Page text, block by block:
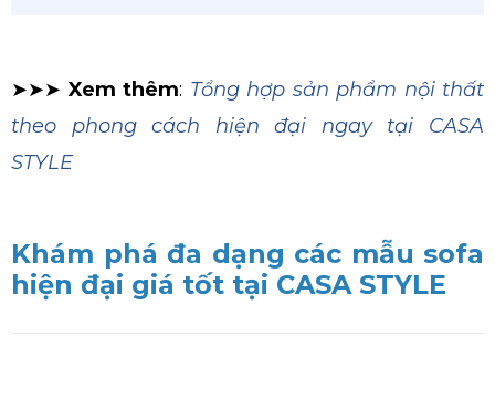
➤➤➤ Xem thêm: Tổng hợp sản phẩm nội thất
theo phong cách hiện đại ngay tại CASA
STYLE
Khám phá đa dạng các mẫu sofa
hiện đại giá tốt tại CASA STYLE